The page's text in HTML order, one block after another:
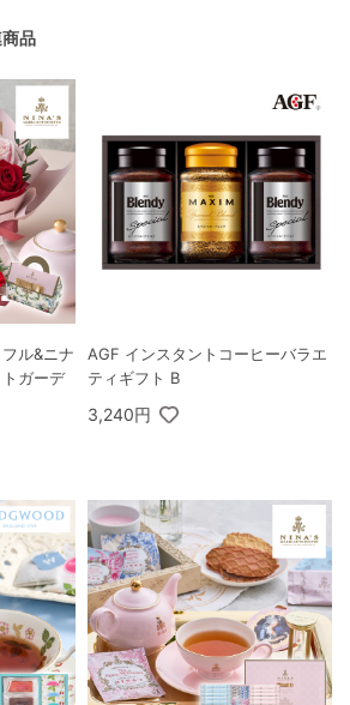
品
ル&ニナ
ガーデ
AGF インスタントコーヒーバラエ
ティギフト B
3,240円